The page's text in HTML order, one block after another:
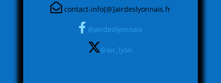
contact-info[@]airdeslyonnais.fr
@airdeslyonnais
@air_lyon